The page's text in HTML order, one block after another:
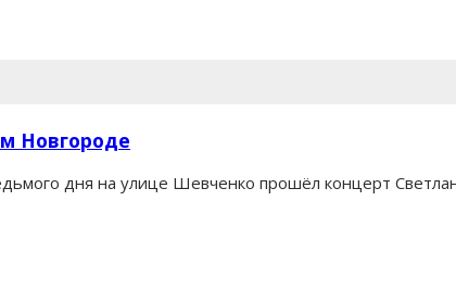
Новгороде
дня на улице Шевченко прошёл концерт